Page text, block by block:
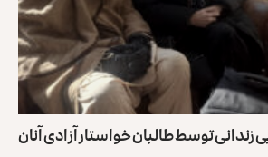
زندانی توسط طالبان خواستار ‏آزادی آنان